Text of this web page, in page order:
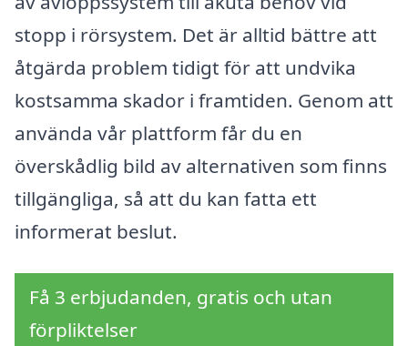
stopp i rörsystem. Det är alltid bättre att
åtgärda problem tidigt för att undvika
kostsamma skador i framtiden. Genom att
använda vår plattform får du en
överskådlig bild av alternativen som finns
tillgängliga, så att du kan fatta ett
informerat beslut.
Få 3 erbjudanden, gratis och utan
förpliktelser